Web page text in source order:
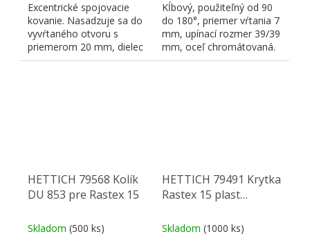
Excentrické spojovacie
kovanie. Nasadzuje sa do
vyvŕtaného otvoru s
priemerom 20 mm, dielec
sa nasadí na čap zhora.
Kĺbový, použiteľný od 90
do 180°, priemer vŕtania 7
mm, upínací rozmer 39/39
mm, oceľ chromátovaná.
HETTICH 79568 Kolík
DU 853 pre Rastex 15
Skladom (500 ks)
HETTICH 79491 Krytka
Rastex 15 plast
Skladom (1000 ks)